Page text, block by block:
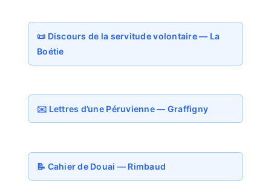
📜 Discours de la servitude volontaire — La
Boétie
✉️ Lettres d’une Péruvienne — Graffigny
📝 Cahier de Douai — Rimbaud